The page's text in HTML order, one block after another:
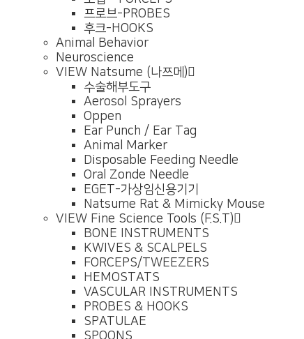
프로브-PROBES
후크-HOOKS
Animal Behavior
Neuroscience
VIEW Natsume (나쯔메)
수술해부도구
Aerosol Sprayers
Oppen
Ear Punch / Ear Tag
Animal Marker
Disposable Feeding Needle
Oral Zonde Needle
EGET-가상임신용기기
Natsume Rat & Mimicky Mouse
VIEW Fine Science Tools (F.S.T)
BONE INSTRUMENTS
KWIVES & SCALPELS
FORCEPS/TWEEZERS
HEMOSTATS
VASCULAR INSTRUMENTS
PROBES & HOOKS
SPATULAE
SPOONS